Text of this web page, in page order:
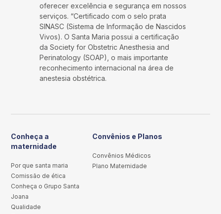
oferecer excelência e segurança em nossos
serviços. “Certificado com o selo prata
SINASC (Sistema de Informação de Nascidos
Vivos). O Santa Maria possui a certificação
da Society for Obstetric Anesthesia and
Perinatology (SOAP), o mais importante
reconhecimento internacional na área de
anestesia obstétrica.
Conheça a
maternidade
Por que santa maria
Comissão de ética
Conheça o Grupo Santa
Joana
Qualidade
Convênios e Planos
Convênios Médicos
Plano Maternidade